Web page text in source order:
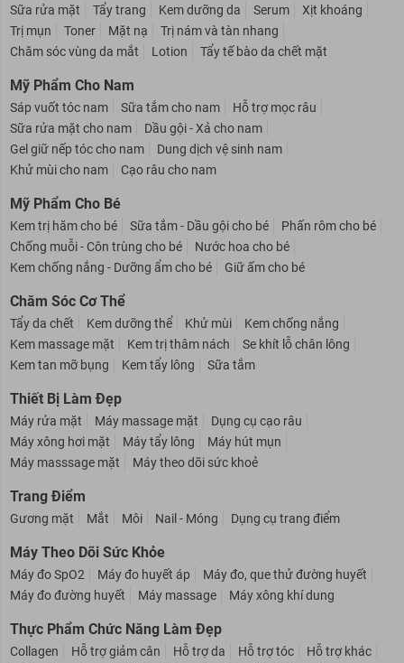
Sữa rửa mặt Tẩy trang Kem dưỡng da Serum
Xịt khoáng
Trị mụn
Toner Mặt nạ
Trị nám và tàn nhang
Chăm sóc vùng da mắt
Lotion Tẩy tế bào da chết mặt
Mỹ Phẩm Cho Nam
Sáp vuốt tóc nam Sữa tắm cho nam
Hỗ trợ mọc râu
Sữa rửa mặt cho nam
Dầu gội - Xả cho nam
Gel giữ nếp tóc cho nam
Dung dịch vệ sinh nam
Khử mùi cho nam
Cạo râu cho nam
Mỹ Phẩm Cho Bé
Kem trị hăm cho bé Sữa tắm - Dầu gội cho bé
Phấn rôm cho bé
Chống muỗi - Côn trùng cho bé
Nước hoa cho bé
Kem chống nắng - Dưỡng ẩm cho bé
Giữ ấm cho bé
Chăm Sóc Cơ Thể
Tẩy da chết Kem dưỡng thể Khử mùi
Kem chống nắng
Kem massage mặt
Kem trị thâm nách
Se khít lỗ chân lông
Kem tan mỡ bụng
Kem tẩy lông Sữa tắm
Thiết Bị Làm Đẹp
Máy rửa mặt Máy massage mặt
Dụng cụ cạo râu
Máy xông hơi mặt
Máy tẩy lông
Máy hút mụn
Máy masssage mặt
Máy theo dõi sức khoẻ
Trang Điểm
Gương mặt Mắt Môi Nail - Móng Dụng cụ trang điểm
Máy Theo Dõi Sức Khỏe
Máy đo SpO2 Máy đo huyết áp
Máy đo, que thử đường huyết
Máy đo đường huyết
Máy massage Máy xông khí dung
Thực Phẩm Chức Năng Làm Đẹp
Collagen Hỗ trợ giảm cân Hỗ trợ da Hỗ trợ tóc
Hỗ trợ khác